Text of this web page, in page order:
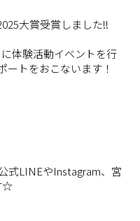
大賞受賞しました!!
体験活動イベントを行
ートをおこないます！
式LINEやInstagram、宮
☆